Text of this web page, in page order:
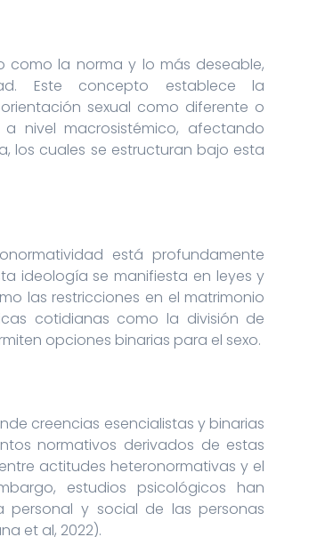
como la norma y lo más deseable,
Este concepto establece la
sexual como diferente o
nivel macrosistémico, afectando
los cuales se estructuran bajo esta
está profundamente
ideología se manifiesta en leyes y
las restricciones en el matrimonio
cotidianas como la división de
opciones binarias para el sexo.
creencias esencialistas y binarias
normativos derivados de estas
actitudes heteronormativas y el
estudios psicológicos han
y social de las personas
et al, 2022).